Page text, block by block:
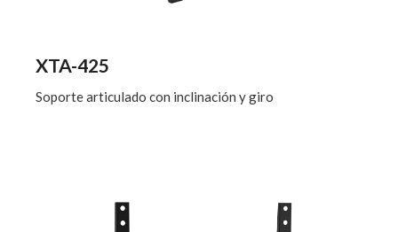
XTA-425
Soporte articulado con inclinación y giro